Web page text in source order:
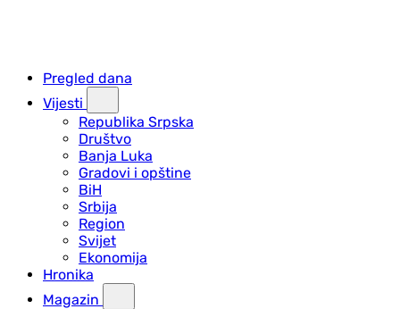
Pregled dana
Vijesti
Republika Srpska
Društvo
Banja Luka
Gradovi i opštine
BiH
Srbija
Region
Svijet
Ekonomija
Hronika
Magazin